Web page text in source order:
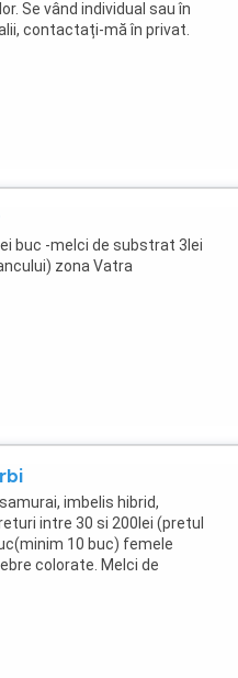
Se vând individual sau în
contactați-mă în privat.
buc -melci de substrat 3lei
zona Vatra
imbelis hibrid,
intre 30 si 200lei (pretul
10 buc) femele
colorate. Melci de